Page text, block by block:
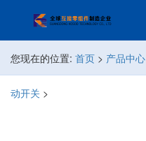
您现在的位置: 首页 > 产品中心
动开关 >